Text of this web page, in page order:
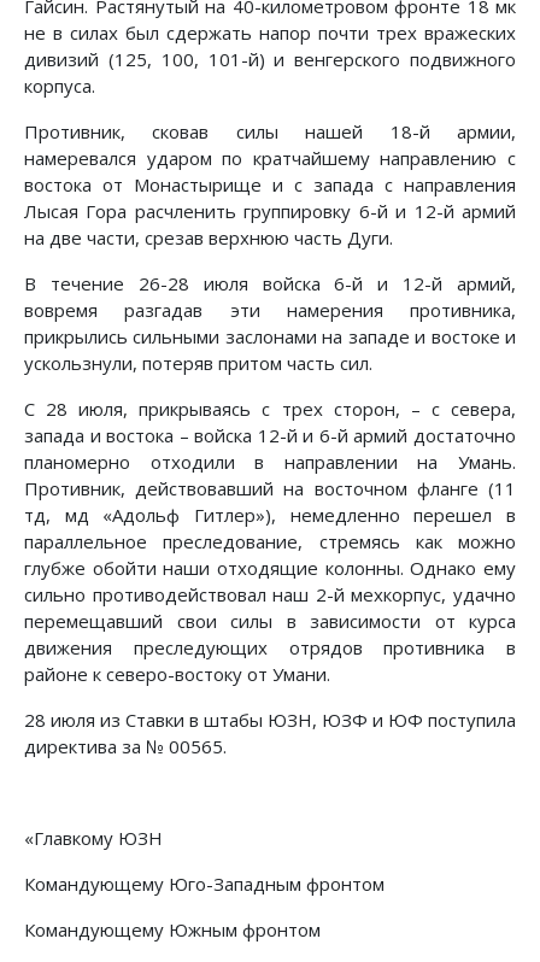
Гайсин. Растянутый на 40-ки­лометровом фронте 18 мк
не в силах был сдержать напор почти трех вражеских
дивизий (125, 100, 101-й) и венгерского подвижного
корпуса.
Противник, сковав силы нашей 18-й армии,
намеревался ударом по кратчайшему направлению с
востока от Монастырище и с запада с направления
Лысая Гора расчленить груп­пировку 6-й и 12-й армий
на две части, срезав верхнюю часть Дуги.
В течение 26-28 июля войска 6-й и 12-й армий,
вовремя разгадав эти намерения противника,
прикрылись сильными заслонами на западе и востоке и
ускользнули, потеряв притом часть сил.
С 28 июля, прикрываясь с трех сторон, – с севера,
запада и востока – войска 12-й и 6-й армий достаточно
планомерно отходили в направлении на Умань.
Противник, действовав­ший на восточном фланге (11
тд, мд «Адольф Гитлер»), немедленно перешел в
параллельное преследование, стремясь как можно
глубже обойти наши отходящие колонны. Однако ему
сильно противодействовал наш 2-й мехкорпус, удачно
перемещавший свои силы в зависимости от курса
движения преследующих отрядов противника в
районе к северо-восто­ку от Умани.
28 июля из Ставки в штабы ЮЗН, ЮЗФ и ЮФ поступила
директива за № 00565.
«Главкому ЮЗН
Командующему Юго-Западным фронтом
Командующему Южным фронтом